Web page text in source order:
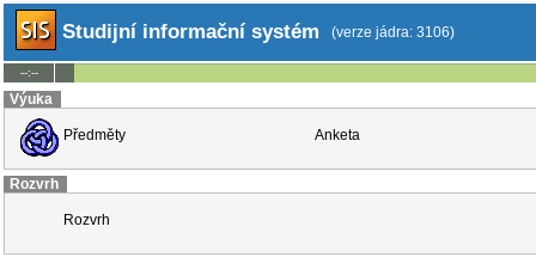
Studijní informační systém (verze jádra: 3106)
--:--
Výuka
Předměty Anketa
Rozvrh
Rozvrh